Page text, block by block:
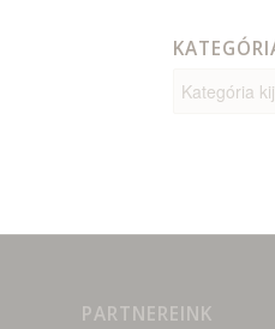
Kategóriák
PARTNEREINK